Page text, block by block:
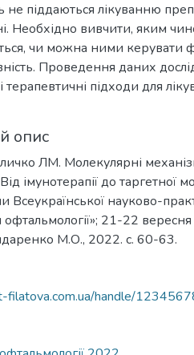
піддаються лікуванню
Необхідно вивчити, яким
чи можна ними керувати
Проведення даних
підходи для
опис
ЛМ. Молекулярні
імунотерапії до таргетної
Всеукраїнської науково-
офтальмології»; 21-22
М.О., 2022. с. 60-63.
filatova.com.ua/handle/